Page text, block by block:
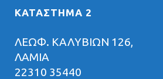
ΚΑΤΑΣΤΗΜΑ 2
ΛΕΩΦ. ΚΑΛΥΒΙΩΝ 126,
ΛΑΜΙΑ
22310 35440